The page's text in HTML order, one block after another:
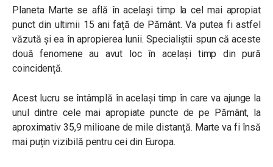
Planeta Marte se află în același timp la cel mai apropiat
punct din ultimii 15 ani față de Pământ. Va putea fi astfel
văzută și ea în apropierea lunii. Specialiștii spun că aceste
două fenomene au avut loc în același timp din pură
coincidență.
Acest lucru se întâmplă în același timp în care va ajunge la
unul dintre cele mai apropiate puncte de pe Pământ, la
aproximativ 35,9 milioane de mile distanță. Marte va fi însă
mai puțin vizibilă pentru cei din Europa.